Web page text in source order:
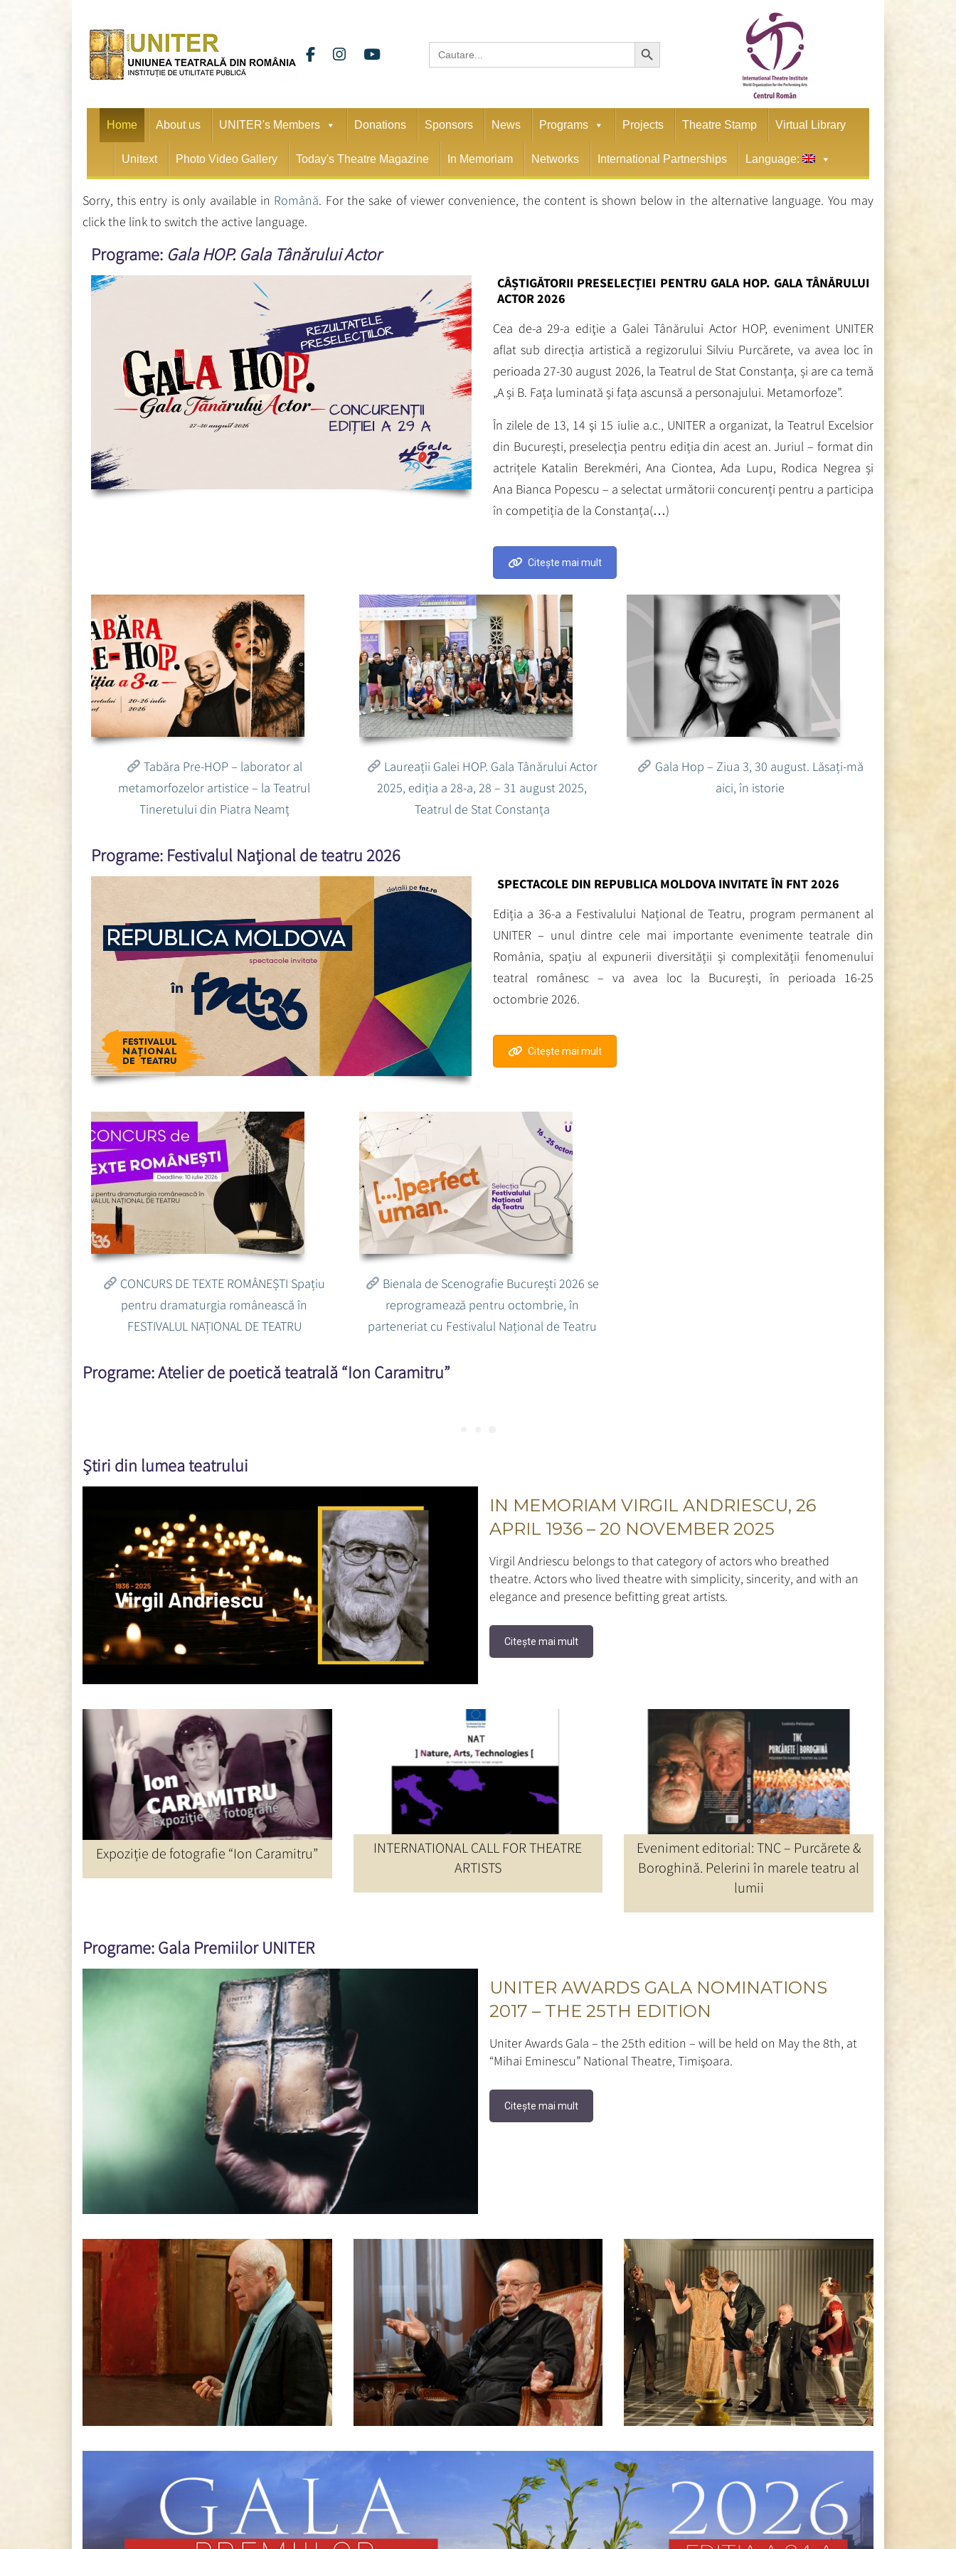
Search
for:
Search Button
Home About us UNITER's Members Donations Sponsors News Programs Projects Theatre Stamp Virtual Library
Unitext Photo Video Gallery Today's Theatre Magazine In Memoriam Networks International Partnerships Language:
Sorry, this entry is only available in Română. For the sake of viewer convenience, the content is shown below in the alternative language. You may
click the link to switch the active language.
Programe: Gala HOP. Gala Tânărului Actor
CÂȘTIGĂTORII PRESELECȚIEI PENTRU GALA HOP. GALA TÂNĂRULUI
ACTOR 2026
Cea de-a 29-a ediţie a Galei Tânărului Actor HOP, eveniment UNITER
aflat sub direcția artistică a regizorului Silviu Purcărete, va avea loc în
perioada 27-30 august 2026, la Teatrul de Stat Constanța, și are ca temă
„A și B. Fața luminată și fața ascunsă a personajului. Metamorfoze”.
În zilele de 13, 14 şi 15 iulie a.c., UNITER a organizat, la Teatrul Excelsior
din București, preselecţia pentru ediția din acest an. Juriul – format din
actrițele Katalin Berekméri, Ana Ciontea, Ada Lupu, Rodica Negrea și
Ana Bianca Popescu – a selectat următorii concurenți pentru a participa
în competiția de la Constanța(…)
Citește mai mult
Tabăra Pre-HOP – laborator al
metamorfozelor artistice – la Teatrul
Tineretului din Piatra Neamț
Laureații Galei HOP. Gala Tânărului Actor
2025, ediția a 28-a, 28 – 31 august 2025,
Teatrul de Stat Constanța
Gala Hop – Ziua 3, 30 august. Lăsați-mă
aici, în istorie
Programe: Festivalul Național de teatru 2026
SPECTACOLE DIN REPUBLICA MOLDOVA INVITATE ÎN FNT 2026
Ediția a 36-a a Festivalului Național de Teatru, program permanent al
UNITER – unul dintre cele mai importante evenimente teatrale din
România, spațiu al expunerii diversității și complexității fenomenului
teatral românesc – va avea loc la București, în perioada 16-25
octombrie 2026.
Citește mai mult
CONCURS DE TEXTE ROMÂNEȘTI Spațiu
pentru dramaturgia românească în
FESTIVALUL NAȚIONAL DE TEATRU
Bienala de Scenografie București 2026 se
reprogramează pentru octombrie, în
parteneriat cu Festivalul Național de Teatru
Programe: Atelier de poetică teatrală “Ion Caramitru”
Știri din lumea teatrului
IN MEMORIAM VIRGIL ANDRIESCU, 26
APRIL 1936 – 20 NOVEMBER 2025
Virgil Andriescu belongs to that category of actors who breathed
theatre. Actors who lived theatre with simplicity, sincerity, and with an
elegance and presence befitting great artists.
Citește mai mult
ȘTIRI UNITER
Expoziție de fotografie “Ion Caramitru”
INTERNATIONAL CALL FOR THEATRE
ARTISTS
ȘTIRI UNITER
Eveniment editorial: TNC – Purcărete &
Boroghină. Pelerini în marele teatru al
lumii
Programe: Gala Premiilor UNITER
UNITER AWARDS GALA NOMINATIONS
2017 – THE 25TH EDITION
Uniter Awards Gala – the 25th edition – will be held on May the 8th, at
“Mihai Eminescu” National Theatre, Timişoara.
Citește mai mult
PREMIILE SENATULUI ŞI
NOMINALIZĂRILE PENTRU
PREMIILE GALEI UNITER 2015
PREMIILE SENATULUI ŞI
NOMINALIZĂRILE PENTRU
PREMIILE GALEI UNITER 2014
Premiile Galei UNITER 2014